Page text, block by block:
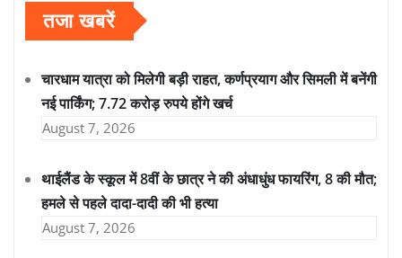
तजा खबरें
चारधाम यात्रा को मिलेगी बड़ी राहत, कर्णप्रयाग और सिमली में बनेंगी
नई पार्किंग; 7.72 करोड़ रुपये होंगे खर्च
August 7, 2026
थाईलैंड के स्कूल में 8वीं के छात्र ने की अंधाधुंध फायरिंग, 8 की मौत;
हमले से पहले दादा-दादी की भी हत्या
August 7, 2026